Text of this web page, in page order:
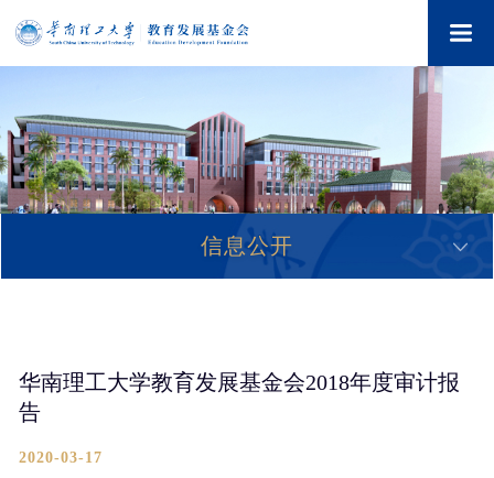
信息公开
华南理工大学教育发展基金会2018年度审计报
告
2020-03-17